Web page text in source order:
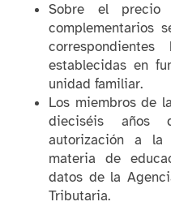
Sobre el precio
complementarios
establecidas en
unidad familiar.
Los miembros de
dieciséis años
autorización a la
materia de
datos de la
Tributaria.